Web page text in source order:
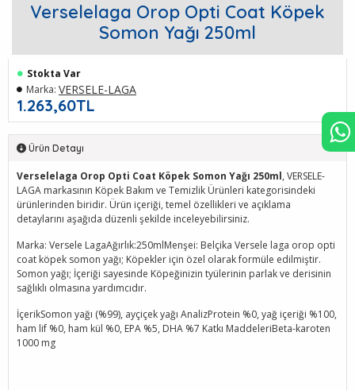
Verselelaga Orop Opti Coat Köpek
Somon Yağı 250ml
1.263,60TL
Stokta Var
Marka: VERSELE-LAGA
Ürün Detayı
Verselelaga Orop Opti Coat Köpek Somon Yağı 250ml, VERSELE-
LAGA markasının Köpek Bakım ve Temizlik Ürünleri kategorisindeki
ürünlerinden biridir. Ürün içeriği, temel özellikleri ve açıklama
detaylarını aşağıda düzenli şekilde inceleyebilirsiniz.
Marka: Versele LagaAğırlık:250mlMenşei: Belçika Versele laga orop opti
coat köpek somon yağı; Köpekler için özel olarak formüle edilmiştir.
Somon yağı; İçeriği sayesinde Köpeğinizin tyülerinin parlak ve derisinin
sağlıklı olmasına yardımcıdır.
İçerikSomon yağı (%99), ayçiçek yağı AnalizProtein %0, yağ içeriği %100,
ham lif %0, ham kül %0, EPA %5, DHA %7 Katkı MaddeleriBeta-karoten
1000 mg